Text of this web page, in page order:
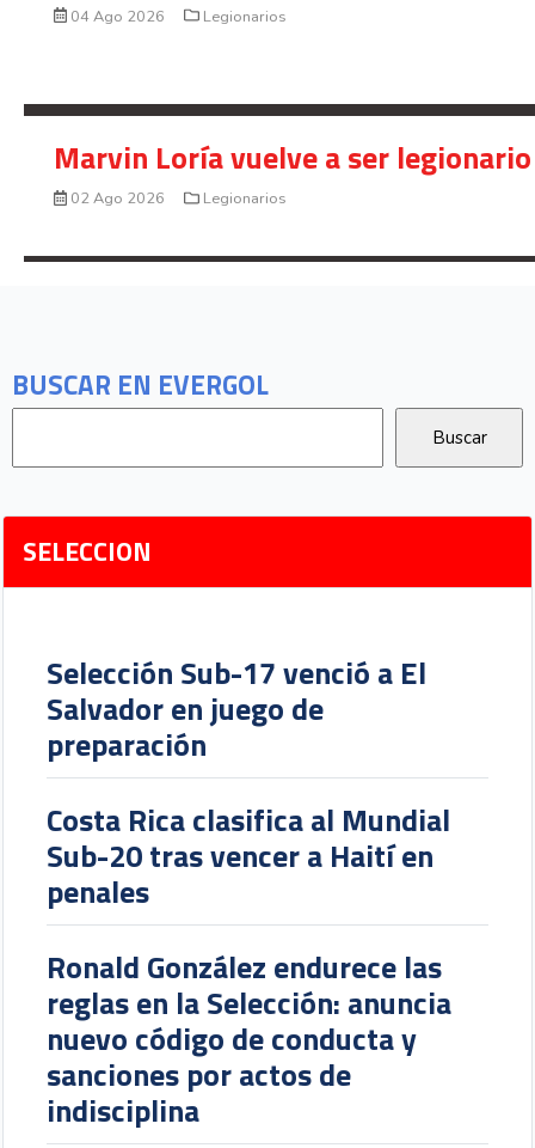
BUSCAR EN EVERGOL
SELECCION
Selección Sub-17 venció a El
Salvador en juego de
preparación
Costa Rica clasifica al Mundial
Sub-20 tras vencer a Haití en
penales
Ronald González endurece las
reglas en la Selección: anuncia
nuevo código de conducta y
sanciones por actos de
indisciplina
04 Ago 2026 Legionarios
Marvin Loría vuelve a ser
02 Ago 2026 Legionarios